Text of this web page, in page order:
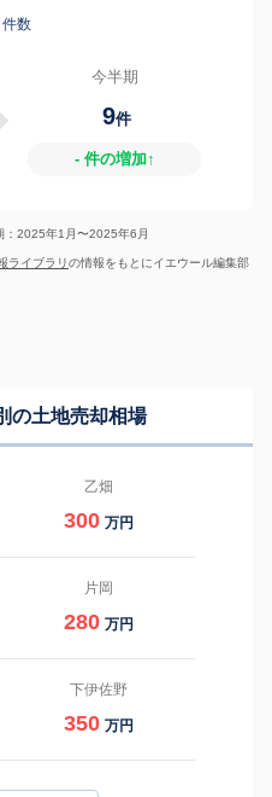
数
今半期
9件
- 件の増加↑
2025年1月〜2025年6月
ライブラリの情報をもとにイエウール編集部
の土地売却相場
乙畑
300 万円
片岡
280 万円
下伊佐野
350 万円